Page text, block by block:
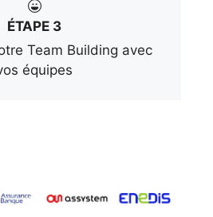
ÉTAPE 3
Team Building avec
équipes